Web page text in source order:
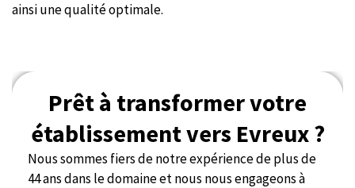
ainsi une qualité optimale.
Prêt à transformer votre
établissement vers Evreux ?
Nous sommes fiers de notre expérience de plus de
44 ans dans le domaine et nous nous engageons à